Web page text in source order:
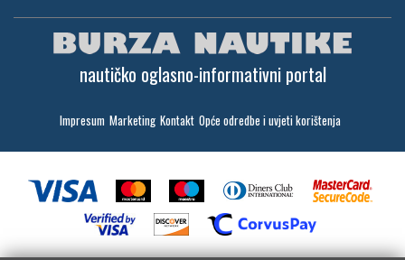
nautičko oglasno-informativni portal
Impresum Marketing Kontakt Opće odredbe i uvjeti korištenja